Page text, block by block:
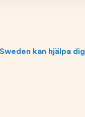
kan hjälpa